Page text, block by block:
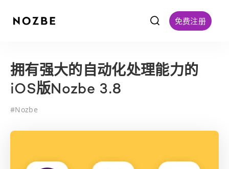
f 免费注册
拥有强大的自动化处理能力的
iOS版Nozbe 3.8
#Nozbe